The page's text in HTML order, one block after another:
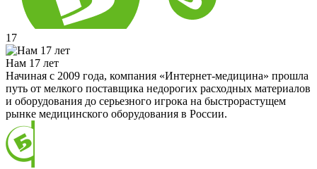
17
Нам 17 лет
Начиная с 2009 года, компания «Интернет-медицина» прошла
путь от мелкого поставщика недорогих расходных материалов
и оборудования до серьезного игрока на быстрорастущем
рынке медицинского оборудования в России.